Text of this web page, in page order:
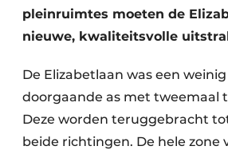
pleinruimtes moeten de
nieuwe, kwaliteitsvolle
De Elizabetlaan was een
doorgaande as met tweemaal
Deze worden teruggebracht
beide richtingen. De hele zone